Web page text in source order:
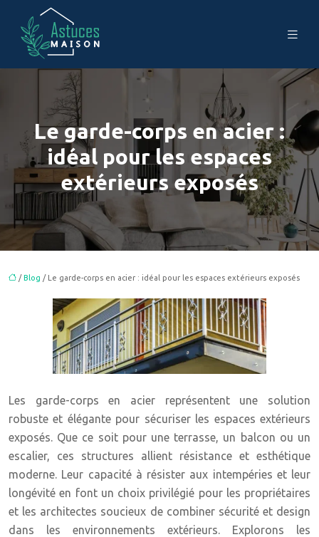
Le garde-corps en acier :
idéal pour les espaces
extérieurs exposés
/Blog / Le garde-corps en acier : idéal pour les espaces extérieurs exposés
Les garde-corps en acier représentent une solution
robuste et élégante pour sécuriser les espaces extérieurs
exposés. Que ce soit pour une terrasse, un balcon ou un
escalier, ces structures allient résistance et esthétique
moderne. Leur capacité à résister aux intempéries et leur
longévité en font un choix privilégié pour les propriétaires
et les architectes soucieux de combiner sécurité et design
dans les environnements extérieurs. Explorons les